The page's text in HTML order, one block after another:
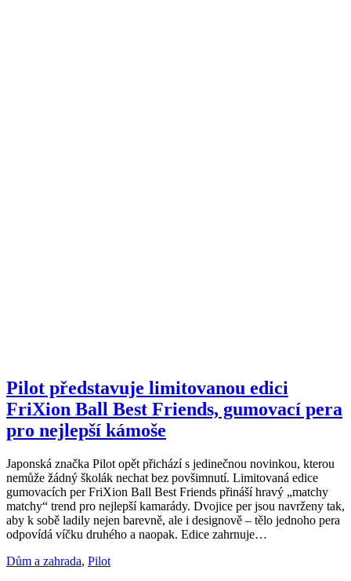
Pilot představuje limitovanou edici
FriXion Ball Best Friends, gumovací pera
pro nejlepší kámoše
Japonská značka Pilot opět přichází s jedinečnou novinkou, kterou
nemůže žádný školák nechat bez povšimnutí. Limitovaná edice
gumovacích per FriXion Ball Best Friends přináší hravý „matchy
matchy“ trend pro nejlepší kamarády. Dvojice per jsou navrženy tak,
aby k sobě ladily nejen barevně, ale i designově – tělo jednoho pera
odpovídá víčku druhého a naopak. Edice zahrnuje…
Dům a zahrada, Pilot